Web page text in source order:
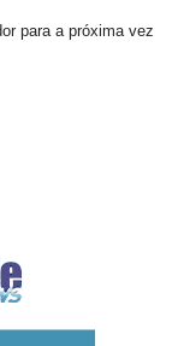
para a próxima vez